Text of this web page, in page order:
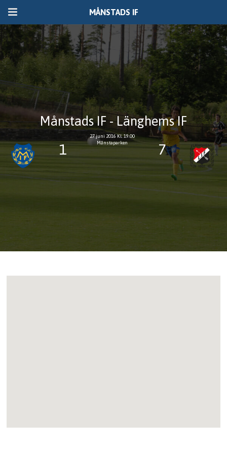
MÅNSTADS IF
Månstads IF - Länghems IF
1
27 juni 2016 Kl. 19.00
Månstaparken
7